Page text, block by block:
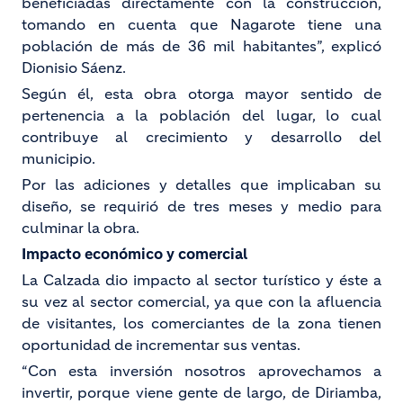
tomando en cuenta que Nagarote tiene una
población de más de 36 mil habitantes”, explicó
Dionisio Sáenz.
Según él, esta obra otorga mayor sentido de
pertenencia a la población del lugar, lo cual
contribuye al crecimiento y desarrollo del
municipio.
Por las adiciones y detalles que implicaban su
diseño, se requirió de tres meses y medio para
culminar la obra.
Impacto económico y comercial
La Calzada dio impacto al sector turístico y éste a
su vez al sector comercial, ya que con la afluencia
de visitantes, los comerciantes de la zona tienen
oportunidad de incrementar sus ventas.
“Con esta inversión nosotros aprovechamos a
invertir, porque viene gente de largo, de Diriamba,